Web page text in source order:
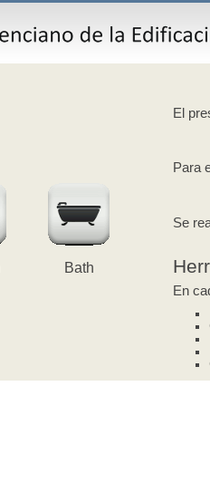
Bath
El
Para
Se
En